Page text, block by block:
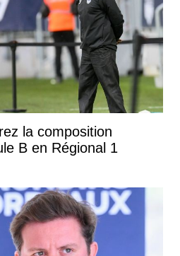
la composition
B en Régional 1